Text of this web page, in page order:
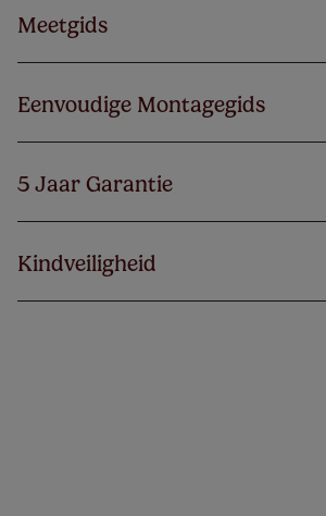
Meetgids
Eenvoudige Montagegids
5 Jaar Garantie
Kindveiligheid